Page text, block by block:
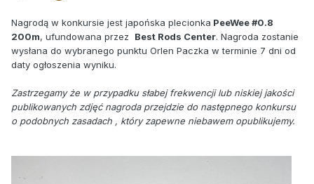
Nagrodą w konkursie jest japońska plecionka PeeWee #0.8
200m, ufundowana przez Best Rods Center. Nagroda zostanie
wysłana do wybranego punktu Orlen Paczka w terminie 7 dni od
daty ogłoszenia wyniku.
Zastrzegamy że w przypadku słabej frekwencji lub niskiej jakości
publikowanych zdjęć nagroda przejdzie do następnego konkursu
o podobnych zasadach , który zapewne niebawem opublikujemy.